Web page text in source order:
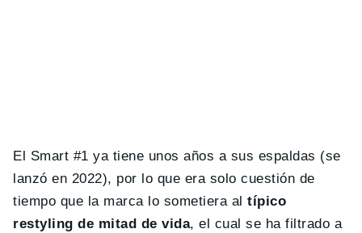
El Smart #1 ya tiene unos años a sus espaldas (se
lanzó en 2022), por lo que era solo cuestión de
tiempo que la marca lo sometiera al típico
restyling de mitad de vida, el cual se ha filtrado a